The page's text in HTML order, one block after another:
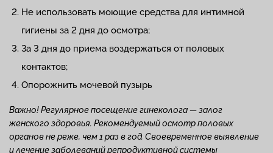
Не использовать моющие средства для интимной
гигиены за 2 дня до осмотра;
За 3 дня до приема воздержаться от половых
контактов;
Опорожнить мочевой пузырь
Важно! Регулярное посещение гинеколога—залог
женского здоровья. Рекомендуемый осмотр половых
органов не реже, чем 1 раз в год. Своевременное выявление
и лечение заболеваний репродуктивной системы